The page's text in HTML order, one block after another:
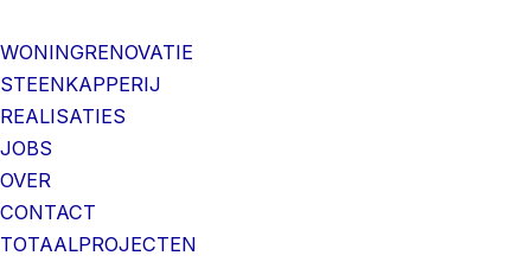
WONINGRENOVATIE
STEENKAPPERIJ
REALISATIES
JOBS
OVER
CONTACT
TOTAALPROJECTEN